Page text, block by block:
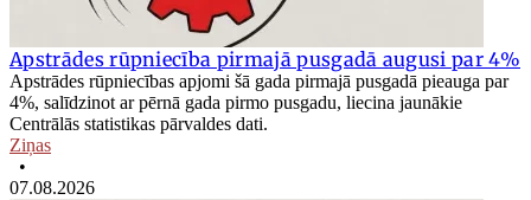
Apstrādes rūpniecība pirmajā pusgadā augusi par 4%
Apstrādes rūpniecības apjomi šā gada pirmajā pusgadā pieauga par
4%, salīdzinot ar pērnā gada pirmo pusgadu, liecina jaunākie
Centrālās statistikas pārvaldes dati.
Ziņas
•
07.08.2026